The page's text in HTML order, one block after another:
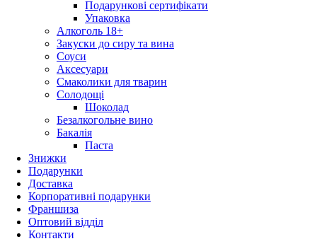
Подарункові сертифікати
Упаковка
Алкоголь 18+
Закуски до сиру та вина
Соуси
Аксесуари
Смаколики для тварин
Солодощі
Шоколад
Безалкогольне вино
Бакалія
Паста
Знижки
Подарунки
Доставка
Корпоративні подарунки
Франшиза
Оптовий відділ
Контакти